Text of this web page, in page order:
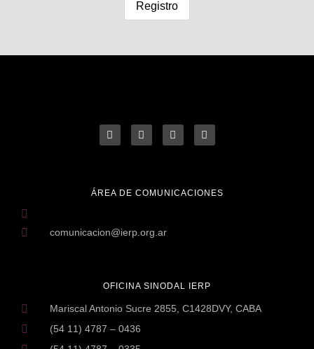
OFICINA SINODAL IERP
Mariscal Antonio Sucre 2855, C1428DVY, CABA
(54 11) 4787 – 0436
ÁREA DE COMUNICACIONES
comunicacion@ierp.org.ar